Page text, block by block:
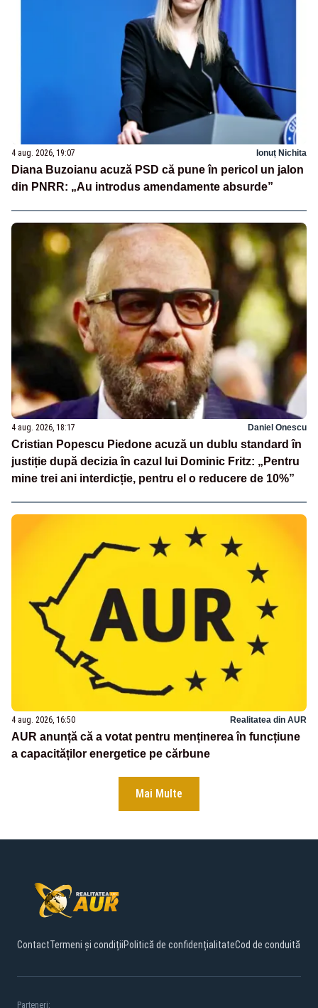
4 aug. 2026, 19:07 Ionuț Nichita
Diana Buzoianu acuză PSD că pune în pericol un jalon
din PNRR: „Au introdus amendamente absurde”
4 aug. 2026, 18:17 Daniel Onescu
Cristian Popescu Piedone acuză un dublu standard în
justiție după decizia în cazul lui Dominic Fritz: „Pentru
mine trei ani interdicție, pentru el o reducere de 10%”
4 aug. 2026, 16:50 Realitatea din AUR
AUR anunță că a votat pentru menținerea în funcțiune
a capacităților energetice pe cărbune
Mai Multe
ContactTermeni și condițiiPolitică de confidențialitateCod de conduită
Parteneri: